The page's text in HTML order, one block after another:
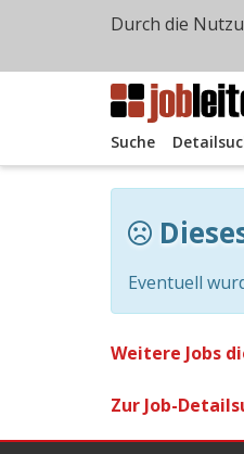
Suche
Eventuell
Weitere Jobs
Zur Job-
Durch die